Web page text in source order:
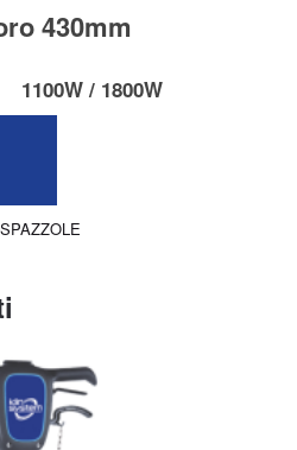
430mm
1100W / 1800W